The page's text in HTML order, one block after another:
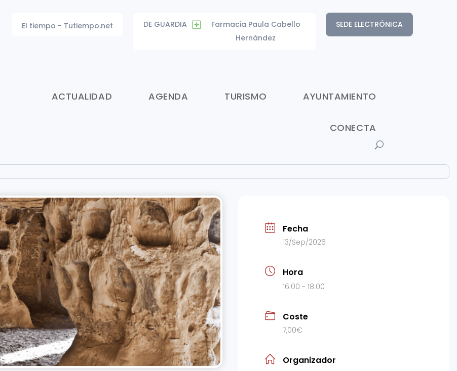
SEDE ELECTRÓNICA
DE GUARDIA
Farmacia Paula Cabello
Hernández
El tiempo - Tutiempo.net
ACTUALIDAD AGENDA TURISMO AYUNTAMIENTO
CONECTA
Fecha
13/Sep/2026
Hora
16:00 - 18:00
Coste
7,00€
Organizador